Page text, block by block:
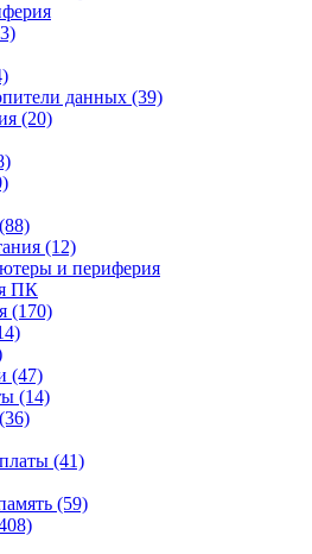
данных (39)
(20)
(12)
и периферия
ПК
(170)
(47)
(14)
(41)
(59)